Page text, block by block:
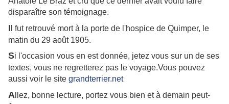
disparaître son témoignage.
I l fut retrouvé mort à la porte de l'hospice de Quimper, le
matin du 29 août 1905.
Si l'occasion vous en est donnée, jetez vous sur un de ses
textes, vous ne regretterez pas le voyage.Vous pouvez
aussi voir le site grandterrier.net
A llez, bonne lecture, portez vous bien et à demain peut-